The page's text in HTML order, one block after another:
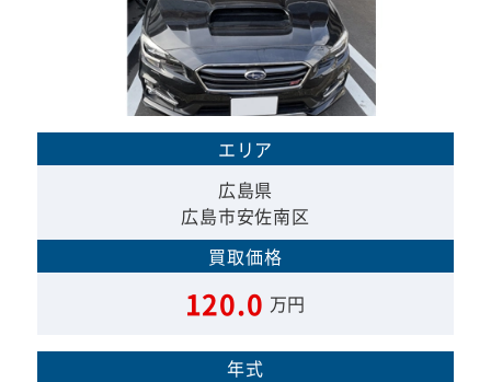
エリア
広島県
広島市安佐南区
買取価格
120.0 万円
年式